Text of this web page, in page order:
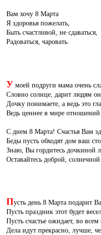
Вам хочу 8 Марта
Я здоровья пожелать,
Быть счастливой, не сдаваться,
Радоваться, чаровать.
У моей подруги мама очень
Словно солнце, дарит людям
Дочку понимаете, а ведь это
Ведь ценнее в мире отношений
С днем 8 Марта! Счастья Вам
Беды пусть обходят дом ваш
Знаю, Вы гордитесь дочкиной
Оставайтесь доброй, солнечной
Пусть день 8 Марта подарит
Пусть праздник этот будет
Пусть счастье ожидает, во всем
Дела идут прекрасно, лучше,